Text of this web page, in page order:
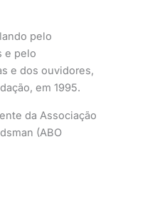
pelo
e pelo
e dos ouvidores,
em 1995.
da Associação
(ABO